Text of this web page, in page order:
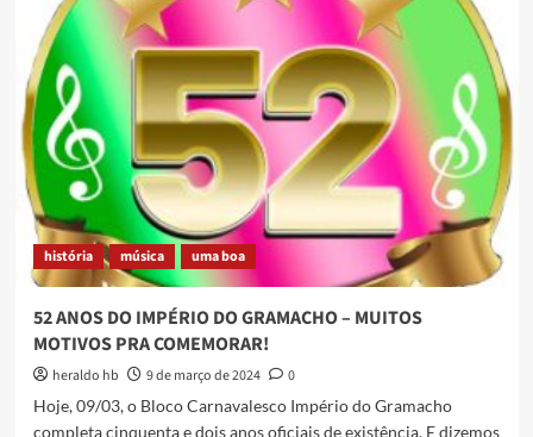
Martins
[PontoCompositor]
história música uma boa
52 ANOS DO IMPÉRIO DO GRAMACHO – MUITOS
MOTIVOS PRA COMEMORAR!
heraldo hb 9 de março de 2024
0
Hoje, 09/03, o Bloco Carnavalesco Império do Gramacho
completa cinquenta e dois anos oficiais de existência. E dizemos